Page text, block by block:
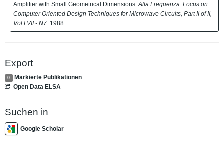
Amplifier with Small Geometrical Dimensions. Alta Frequenza: Focus on
Computer Oriented Design Techniques for Microwave Circuits, Part II of II,
Vol LVII - N7 . 1988.
Export
0
Markierte Publikationen
Open Data ELSA
Suchen in
Google Scholar